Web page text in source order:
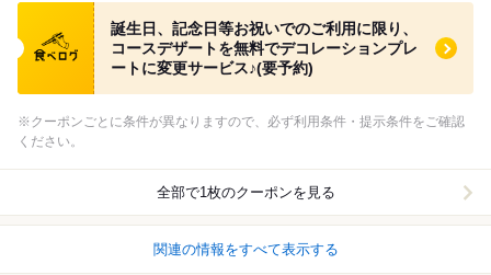
食べログ クーポン
誕生日、記念日等お祝いでのご利用に限り、
コースデザートを無料でデコレーションプレ
ートに変更サービス♪(要予約)
※クーポンごとに条件が異なりますので、必ず利用条件・提示条件をご確認
ください。
全部で1枚のクーポンを見る
関連の情報をすべて表示する